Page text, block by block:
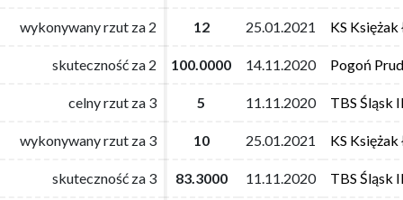
wykonywany rzut za 2 12 25.01.2021 KS
skuteczność za 2 100.0000 14.11.2020 Pogoń
celny rzut za 3 5 11.11.2020 TBS Śląsk
wykonywany rzut za 3 10 25.01.2021 KS
skuteczność za 3 83.3000 11.11.2020 TBS Śląsk
wykonywany rzut za 2 12 25.01.2021 KS
skuteczność za 2 100.0000 14.11.2020 Pogoń
celny rzut za 3 5 11.11.2020 TBS Śląsk
wykonywany rzut za 3 10 25.01.2021 KS
skuteczność za 3 83.3000 11.11.2020 TBS Śląsk